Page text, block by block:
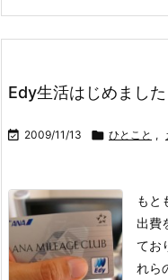
Edy生活はじめました
 2009/11/13  ひとこと ,
もと
出費
てお
れら